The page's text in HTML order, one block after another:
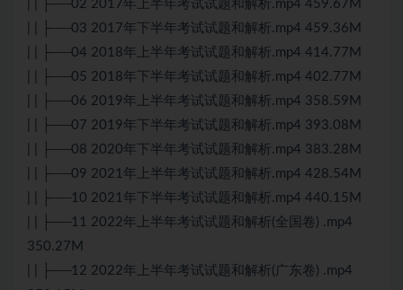
| | ├──02 2017年上半年考试试题和解析.mp4 459.67M
| | ├──03 2017年下半年考试试题和解析.mp4 459.36M
| | ├──04 2018年上半年考试试题和解析.mp4 414.77M
| | ├──05 2018年下半年考试试题和解析.mp4 402.77M
| | ├──06 2019年上半年考试试题和解析.mp4 358.59M
| | ├──07 2019年下半年考试试题和解析.mp4 393.08M
| | ├──08 2020年下半年考试试题和解析.mp4 383.28M
| | ├──09 2021年上半年考试试题和解析.mp4 428.54M
| | ├──10 2021年下半年考试试题和解析.mp4 440.15M
| | ├──11 2022年上半年考试试题和解析(全国卷) .mp4
350.27M
| | ├──12 2022年上半年考试试题和解析(广东卷) .mp4